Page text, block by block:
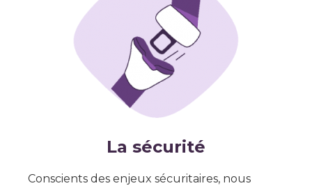
La sécurité
Conscients des enjeux sécuritaires, nous